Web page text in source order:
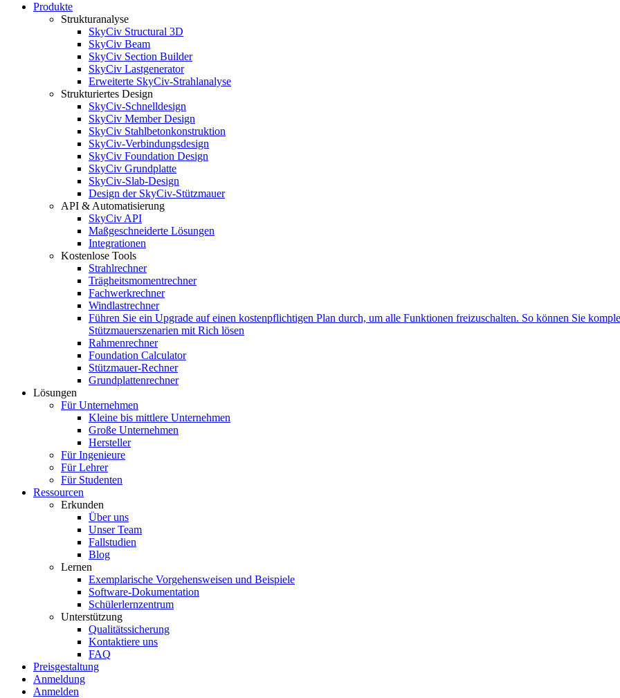
Produkte
Strukturanalyse
SkyCiv Structural 3D
SkyCiv Beam
SkyCiv Section Builder
SkyCiv Lastgenerator
Erweiterte SkyCiv-Strahlanalyse
Strukturiertes Design
SkyCiv-Schnelldesign
SkyCiv Member Design
SkyCiv Stahlbetonkonstruktion
SkyCiv-Verbindungsdesign
SkyCiv Foundation Design
SkyCiv Grundplatte
SkyCiv-Slab-Design
Design der SkyCiv-Stützmauer
API & Automatisierung
SkyCiv API
Maßgeschneiderte Lösungen
Integrationen
Kostenlose Tools
Strahlrechner
Trägheitsmomentrechner
Fachwerkrechner
Windlastrechner
Führen Sie ein Upgrade auf einen kostenpflichtigen Plan durch, um alle Funktionen freizuschalten. So können Sie
Stützmauerszenarien mit Rich lösen
Rahmenrechner
Foundation Calculator
Stützmauer-Rechner
Grundplattenrechner
Lösungen
Für Unternehmen
Kleine bis mittlere Unternehmen
Große Unternehmen
Hersteller
Für Ingenieure
Für Lehrer
Für Studenten
Ressourcen
Erkunden
Über uns
Unser Team
Fallstudien
Blog
Lernen
Exemplarische Vorgehensweisen und Beispiele
Software-Dokumentation
Schülerlernzentrum
Unterstützung
Qualitätssicherung
Kontaktiere uns
FAQ
Preisgestaltung
Anmeldung
Anmelden